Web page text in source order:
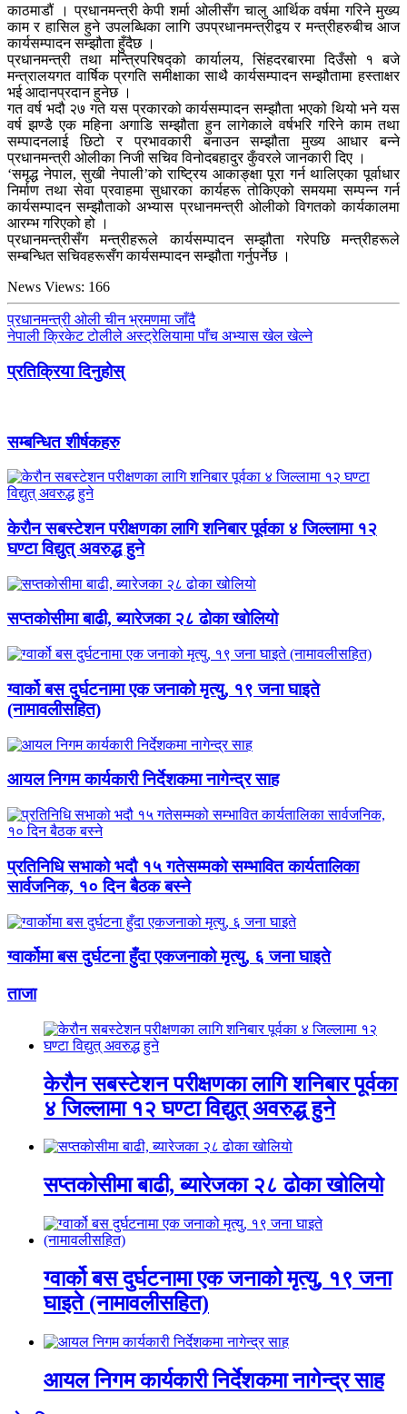
काठमाडौं । प्रधानमन्त्री केपी शर्मा ओलीसँग चालु आर्थिक वर्षमा गरिने मुख्य
काम र हासिल हुने उपलब्धिका लागि उपप्रधानमन्त्रीद्वय र मन्त्रीहरुबीच आज
कार्यसम्पादन सम्झौता हुँदैछ ।
प्रधानमन्त्री तथा मन्त्रिपरिषद्को कार्यालय, सिंहदरबारमा दिउँसो १ बजे
मन्त्रालयगत वार्षिक प्रगति समीक्षाका साथै कार्यसम्पादन सम्झौतामा हस्ताक्षर
भई आदानप्रदान हुनेछ ।
गत वर्ष भदौ २७ गते यस प्रकारको कार्यसम्पादन सम्झौता भएको थियो भने यस
वर्ष झण्डै एक महिना अगाडि सम्झौता हुन लागेकाले वर्षभरि गरिने काम तथा
सम्पादनलाई छिटो र प्रभावकारी बनाउन सम्झौता मुख्य आधार बन्ने
प्रधानमन्त्री ओलीका निजी सचिव विनोदबहादुर कुँवरले जानकारी दिए ।
‘समृद्ध नेपाल, सुखी नेपाली’को राष्ट्रिय आकाङ्क्षा पूरा गर्न थालिएका पूर्वाधार
निर्माण तथा सेवा प्रवाहमा सुधारका कार्यहरू तोकिएको समयमा सम्पन्न गर्न
कार्यसम्पादन सम्झौताको अभ्यास प्रधानमन्त्री ओलीको विगतको कार्यकालमा
आरम्भ गरिएको हो ।
प्रधानमन्त्रीसँग मन्त्रीहरूले कार्यसम्पादन सम्झौता गरेपछि मन्त्रीहरूले
सम्बन्धित सचिवहरूसँग कार्यसम्पादन सम्झौता गर्नुपर्नेछ ।
News Views: 166
प्रधानमन्त्री ओली चीन भ्रमणमा जाँदै
नेपाली क्रिकेट टोलीले अस्ट्रेलियामा पाँच अभ्यास खेल खेल्ने
प्रतिक्रिया दिनुहोस्
सम्बन्धित शीर्षकहरु
केरौन सबस्टेशन परीक्षणका लागि शनिबार पूर्वका ४ जिल्लामा १२
घण्टा विद्युत् अवरुद्ध हुने
सप्तकोसीमा बाढी, ब्यारेजका २८ ढोका खोलियो
ग्वार्को बस दुर्घटनामा एक जनाको मृत्यु, १९ जना घाइते
(नामावलीसहित)
आयल निगम कार्यकारी निर्देशकमा नागेन्द्र साह
प्रतिनिधि सभाको भदौ १५ गतेसम्मको सम्भावित कार्यतालिका
सार्वजनिक, १० दिन बैठक बस्ने
ग्वार्कोमा बस दुर्घटना हुँदा एकजनाको मृत्यु, ६ जना घाइते
ताजा
केरौन सबस्टेशन परीक्षणका लागि शनिबार पूर्वका
४ जिल्लामा १२ घण्टा विद्युत् अवरुद्ध हुने
सप्तकोसीमा बाढी, ब्यारेजका २८ ढोका खोलियो
ग्वार्को बस दुर्घटनामा एक जनाको मृत्यु, १९ जना
घाइते (नामावलीसहित)
आयल निगम कार्यकारी निर्देशकमा नागेन्द्र साह